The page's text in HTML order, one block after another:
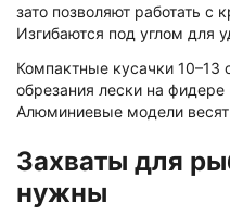
зато позволяют работать с
Изгибаются под углом для
Компактные кусачки
обрезания лески на фидере
Алюминиевые модели весят
Захваты для
нужны